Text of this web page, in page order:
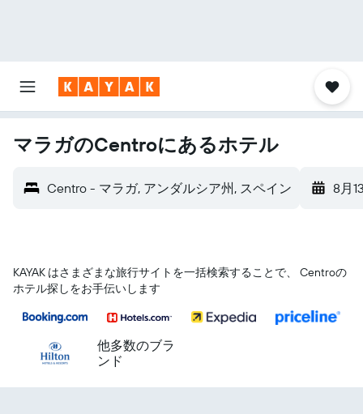
マラガのCentroにあるホテル
Centro - マラガ, アンダルシア州, スペイン 8月
KAYAK はさまざまな旅行サイトを一括検索することで、 Centroの
ホテル探しをお手伝いします
他多数のブラ
ンド